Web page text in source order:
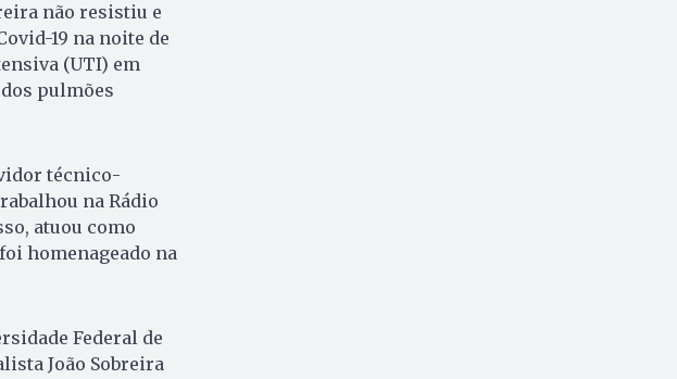
não resistiu e
19 na noite de
(UTI) em
pulmões
técnico-
na Rádio
atuou como
homenageado na
Federal de
João Sobreira